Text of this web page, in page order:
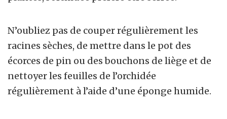
N’oubliez pas de couper régulièrement les
racines sèches, de mettre dans le pot des
écorces de pin ou des bouchons de liège et de
nettoyer les feuilles de l’orchidée
régulièrement à l’aide d’une éponge humide.